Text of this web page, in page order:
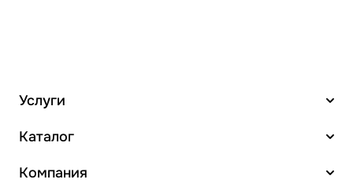
Услуги
Каталог
Компания